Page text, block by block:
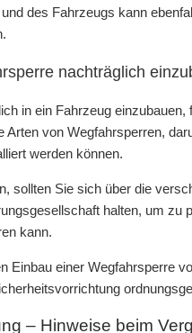
des Fahrzeugs kann
nachträglich
in ein Fahrzeug einzubauen,
von Wegfahrsperren,
werden können.
sollten Sie sich über die
halten, um zu
kann.
Einbau einer Wegfahrsperre
– Hinweise beim